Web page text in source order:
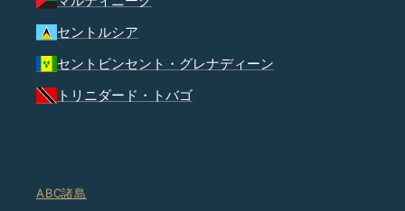
セントルシア
セントビンセント・グレナディーン
トリニダード・トバゴ
ABC諸島